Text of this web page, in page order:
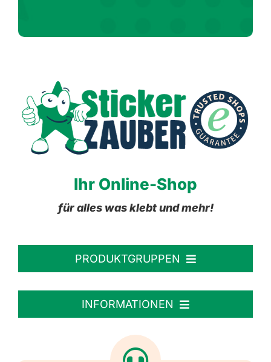
Ihr Online-Shop
für alles was klebt und mehr!
PRODUKTGRUPPEN
Personalisierte Aufkleber
INFORMATIONEN